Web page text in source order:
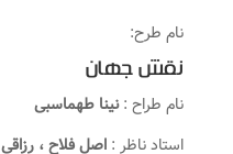
نام طرح:
نقش جهان
نام طراح :نینا طهماسبی
استاد ناظر : اصل فلاح ، رزاقی